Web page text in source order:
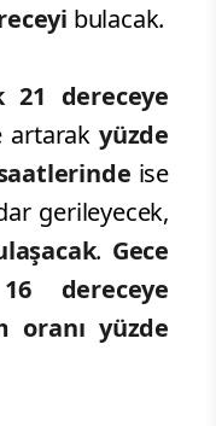
bulacak.
21 dereceye
artarak yüzde
ise
gerileyecek,
. Gece
dereceye
oranı yüzde